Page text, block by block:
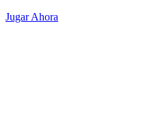
Jugar Ahora